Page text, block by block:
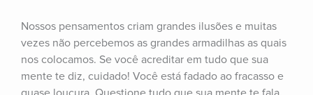
Nossos pensamentos criam grandes ilusões e muitas
vezes não percebemos as grandes armadilhas as quais
nos colocamos. Se você acreditar em tudo que sua
mente te diz, cuidado! Você está fadado ao fracasso e